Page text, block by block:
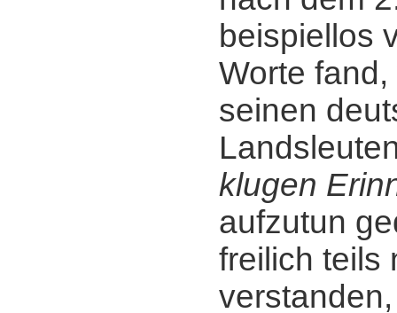
beispiellos
Worte
seinen
klugen
aufzutun
freilich teils